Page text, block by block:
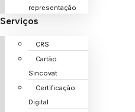
representação
Serviços
CRS
Cartão
Sincovat
Certificação
Digital